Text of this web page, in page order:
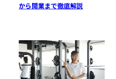
から開業まで徹底解説